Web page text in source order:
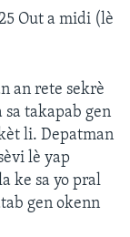
Out a midi (lè
an rete sekrè
takapab gen
li. Depatman
lè yap
ke sa yo pral
gen okenn